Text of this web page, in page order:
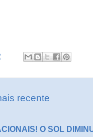
recente
O SOL